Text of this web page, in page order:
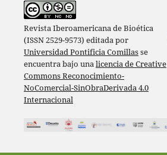
Revista Iberoamericana de Bioética
(ISSN 2529-9573) editada por
Universidad Pontificia Comillasse
encuentra bajo unalicencia de Creative
Commons Reconocimiento-
NoComercial-SinObraDerivada 4.0
Internacional